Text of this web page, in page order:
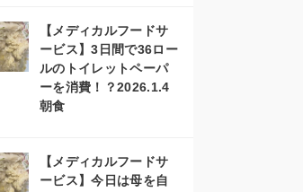
【メディカルフードサ
ービス】3日間で36ロー
ルのトイレットペーパ
ーを消費！？2026.1.4
朝食
【メディカルフードサ
ービス】今日は母を自